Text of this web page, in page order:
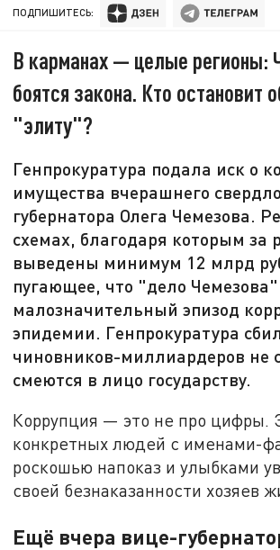
ПОДПИШИТЕСЬ:
В карманах — целые регионы:
боятся закона. Кто остановит
"элиту"?
Генпрокуратура подала иск о
имущества вчерашнего
губернатора Олега Чемезова.
схемах, благодаря которым за
выведены минимум 12 млрд
пугающее, что "дело
малозначительный эпизод
эпидемии. Генпрокуратура
чиновников-миллиардеров не
смеются в лицо государству.
Коррупция — это не про цифры.
конкретных людей с именами-
роскошью напоказ и улыбками
своей безнаказанности хозяев
Ещё вчера вице-